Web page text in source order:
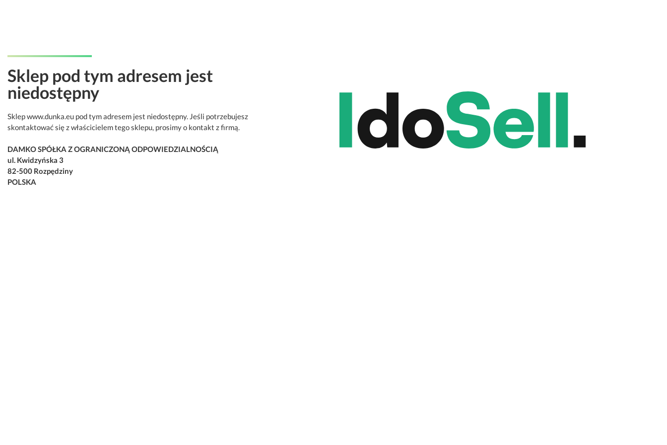
Sklep pod tym adresem jest
niedostępny
Sklep www.dunka.eu pod tym adresem jest niedostępny. Jeśli potrzebujesz
skontaktować się z właścicielem tego sklepu, prosimy o kontakt z firmą.
DAMKO SPÓŁKA Z OGRANICZONĄ ODPOWIEDZIALNOŚCIĄ
ul. Kwidzyńska 3
82-500 Rozpędziny
POLSKA